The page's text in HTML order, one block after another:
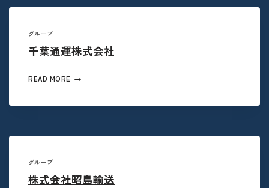
グループ
千葉通運株式会社
READ MORE
グループ
株式会社昭島輸送